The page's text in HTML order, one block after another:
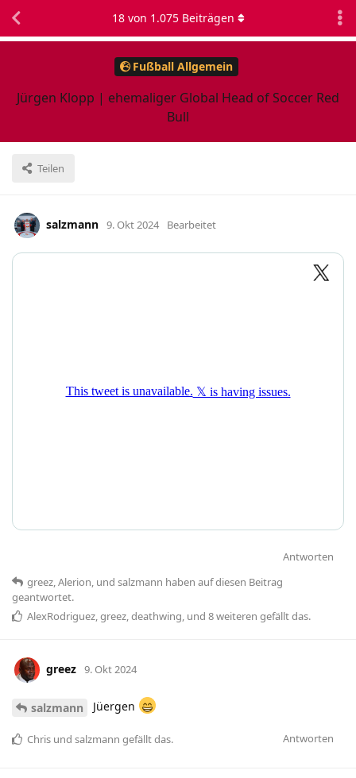
Fußball Allgemein
Jürgen Klopp | ehemaliger Global Head of Soccer Red
Bull
Teilen
18von 1.075Beiträgen
salzmann 9. Okt 2024 Bearbeitet
Antworten
greez,Alerion, und salzmann haben auf diesen Beitrag
geantwortet.
AlexRodriguez,greez,deathwing, und 8weiteren gefällt das.
greez 9. Okt 2024
salzmann Jüergen
Antworten
Chris und salzmann gefällt das.